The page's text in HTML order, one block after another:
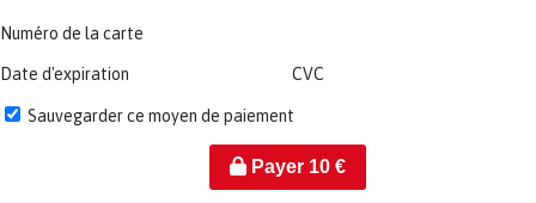
Numéro de la carte
Date d'expiration CVC
Sauvegarder ce moyen de paiement
Payer 10€